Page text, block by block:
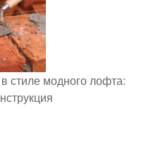
стиле модного лофта: